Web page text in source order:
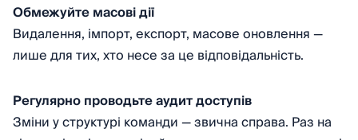
Обмежуйте масові дії
Видалення, імпорт, експорт, масове оновлення —
лише для тих, хто несе за це відповідальність.
Регулярно проводьте аудит доступів
Зміни у структурі команди — звична справа. Раз на